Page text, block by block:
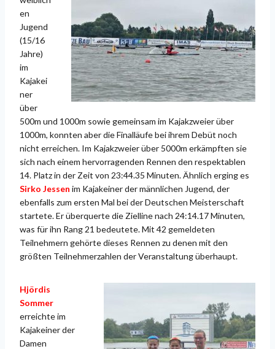
en
Jugend
(15/16
Jahre)
im
Kajakei
ner
über
500m und 1000m sowie gemeinsam im Kajakzweier über
1000m, konnten aber die Finalläufe bei ihrem Debüt noch
nicht erreichen. Im Kajakzweier über 5000m erkämpften sie
sich nach einem hervorragenden Rennen den respektablen
14. Platz in der Zeit von 23:44.35 Minuten. Ähnlich erging es
Sirko Jessen im Kajakeiner der männlichen Jugend, der
ebenfalls zum ersten Mal bei der Deutschen Meisterschaft
startete. Er überquerte die Zielline nach 24:14.17 Minuten,
was für ihn Rang 21 bedeutete. Mit 42 gemeldeten
Teilnehmern gehörte dieses Rennen zu denen mit den
größten Teilnehmerzahlen der Veranstaltung überhaupt.
Hjördis
Sommer
erreichte im
Kajakeiner der
Damen